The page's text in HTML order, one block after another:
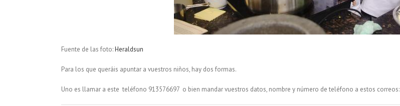
Fuente de las foto:Heraldsun
Para los que queráis apuntar a vuestros niños, hay dos formas.
Uno es llamar a este teléfono 913576697 o bien mandar vuestros datos, nombre y número de teléfono a estos correos: